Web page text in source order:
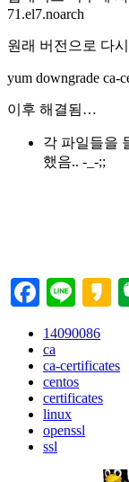
71.el7.noarch
원래 버전으로 다
yum downgrade ca-
이후 해결됨…
각 파일들을
했음.. -_-;;
Line
14090086
ca
ca-certificates
centos
certificates
linux
openssl
ssl